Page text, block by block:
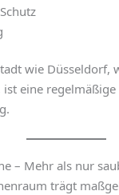
wie Düsseldorf,
ist eine regelmäßige
– Mehr als nur
trägt